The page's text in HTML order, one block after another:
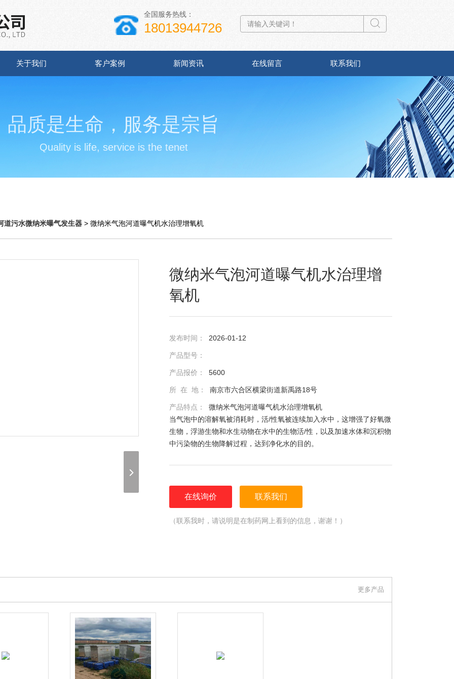
全国服务热线：
18013944726
关于我们 客户案例 新闻资讯 在线留言 联系我们
品质是生命，服务是宗旨
Quality is life, service is the tenet
道污水微纳米曝气发生器 > 微纳米气泡河道曝气机水治理增氧机
微纳米气泡河道曝气机水治理增
氧机
发布时间： 2026-01-12
产品型号：
产品报价： 5600
所 在 地： 南京市六合区横梁街道新禹路18号
产品特点： 微纳米气泡河道曝气机水治理增氧机
当气泡中的溶解氧被消耗时，活/性氧被连续加入水中，这增强了好氧微
生物，浮游生物和水生动物在水中的生物活/性，以及加速水体和沉积物
中污染物的生物降解过程，达到净化水的目的。
在线询价 联系我们
（联系我时，请说明是在制药网上看到的信息，谢谢！）
更多产品